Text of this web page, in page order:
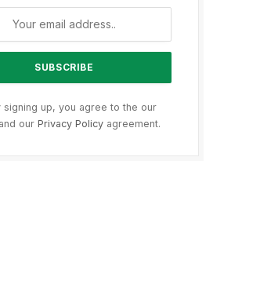
signing up, you agree to the our
our Privacy Policy agreement.